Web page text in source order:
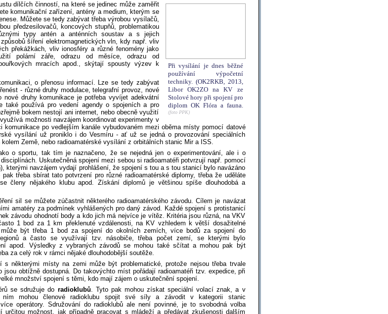
Při vysílání je dnes běžné
používání výpočetní
techniky. (OK2RKB, 2013,
Libor OK2ZO na KV ze
Stolové hory při spojení pro
diplom OK Flóra a fauna.
(foto PPK)
dílčích činností, na které se jedinec může zaměřit
komunikační zařízení, antény a medium, kterým se
Můžete se tedy zabývat třeba výrobou vysílačů,
předzesilovačů, koncových stupňů, problematikou
typy antén a anténních soustav a s jejich
šíření elektromagnetických vln, kdy např. vliv
překážkách, vliv ionosféry a různé fenomény jako
polární záře, odrazu od měsíce, odrazu od
mracích apod., skýtají spousty výzev k
o přenosu informací. Lze se tedy zabývat
- různé druhy modulace, telegrafní provoz, nové
nové druhy komunikace je potřeba vyvíjet adekvátní
také používá pro vedení agendy o spojeních a pro
bokem nestojí ani internet, nebo obecně využití
možnosti navzájem koordinovat experimenty v
komunikace po vedlejším kanále vybudovaném mezi oběma místy pomocí datové
vysílání už proniklo i do Vesmíru - ať už se jedná o provozování speciálních
Země, nebo radioamatérské vysílání z orbitálních stanic Mir a ISS.
o sportu, tak tím je naznačeno, že se nejedná jen o experimentování, ale i o
Uskutečněná spojení mezi sebou si radioamatéři potvrzují např. pomocí
kterými navzájem vydají prohlášení, že spojení s tou a s tou stanicí bylo navázáno
třeba sbírat tato potvrzení pro různé radioamatérské diplomy, třeba že uděláte
členy nějakého klubu apod. Získání diplomů je většinou spíše dlouhodobá a
sil se můžete zúčastnit některého radioamatérského závodu. Cílem je navázat
amatéry za podmínek vyhlášených pro daný závod. Každé spojení s protistanicí
závodu ohodnotí body a kdo jich má nejvíce je vítěz. Kritéria jsou různá, na VKV
1 bod za 1 km překlenuté vzdálenosti, na KV vzhledem k větší dosažitelné
být třeba 1 bod za spojení do okolních zemích, více bodů za spojení do
a často se využívají tzv. násobiče, třeba počet zemí, se kterými bylo
apod. Výsledky z vybraných závodů se mohou také sčítat a mohou pak být
za celý rok v rámci nějaké dlouhodobější soutěže.
s některými místy na zemi může být problematické, protože nejsou třeba trvale
jsou obtížně dostupná. Do takovýchto míst pořádají radioamatéři tzv. expedice, při
množství spojení s těmi, kdo mají zájem o uskutečnění spojení.
se sdružuje do radioklubů. Tyto pak mohou získat speciální volací znak, a v
ním mohou členové radioklubu spojit své síly a závodit v kategorii stanic
operátory. Sdružování do radioklubů ale není povinné, je to svobodná volba
určitou možnost, jak případně pracovat s mládeží a předávat zkušenosti dalším